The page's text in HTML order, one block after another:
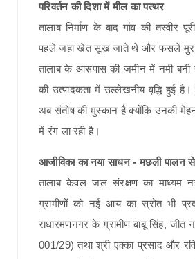
परिवर्तन की दिशा में मील का पत्थर
तालाब निर्माण के बाद गांव की तस्वीर
पहले जहां खेत सूख जाते थे और फसलें
तालाब के आसपास की जमीन में नमी
की उत्पादकता में उल्लेखनीय वृद्धि हुई
अब संतोष की मुस्कान है क्योंकि उनकी
में रंग ला रही है।
आजीविका का नया साधन - मछली पालन
तालाब केवल जल संरक्षण का माध्यम
ग्रामीणों को नई आय का स्रोत भी
राधारमणनगर के ग्रामीण बाबू सिंह, जीत
001/29) तथा श्री एक्का प्रसाद और